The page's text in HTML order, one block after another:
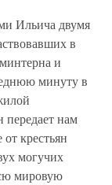
Ильича двумя
в
и
минуту в
нам
крестьян
могучих
мировую